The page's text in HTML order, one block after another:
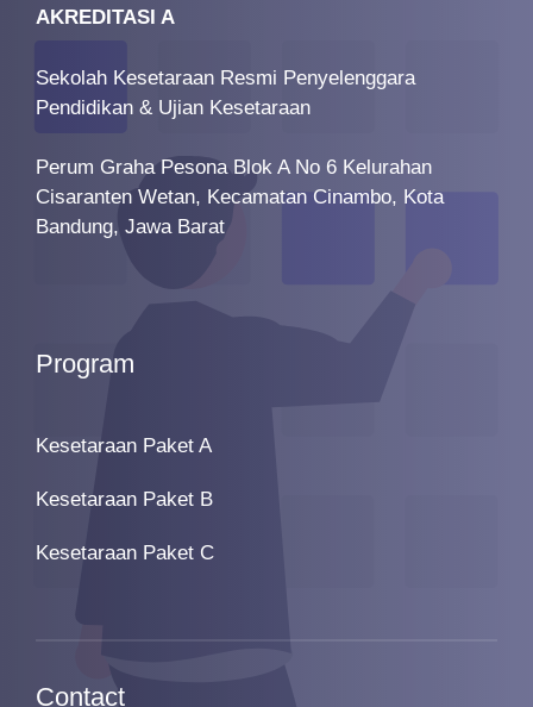
AKREDITASI A
Sekolah Kesetaraan Resmi Penyelenggara
Pendidikan & Ujian Kesetaraan
Perum Graha Pesona Blok A No 6 Kelurahan
Cisaranten Wetan, Kecamatan Cinambo, Kota
Bandung, Jawa Barat
Program
Kesetaraan Paket A
Kesetaraan Paket B
Kesetaraan Paket C
Contact